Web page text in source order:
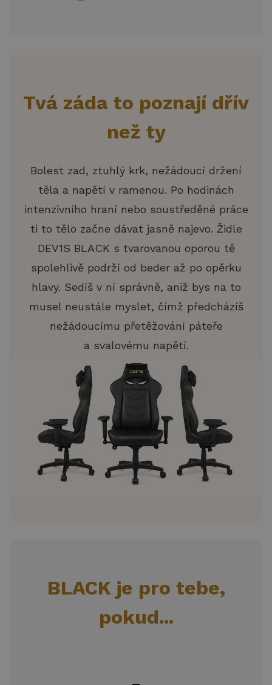
Tvá záda to poznají dřív
než ty
Bolest zad, ztuhlý krk, nežádoucí držení
těla a napětí v ramenou. Po hodinách
intenzivního hraní nebo soustředěné práce
ti to tělo začne dávat jasně najevo. Židle
DEV1S BLACK s tvarovanou oporou tě
spolehlivě podrží od beder až po opěrku
hlavy. Sedíš v ní správně, aniž bys na to
musel neustále myslet, čímž předcházíš
nežádoucímu přetěžování páteře
a svalovému napětí.
BLACK je pro tebe,
pokud...